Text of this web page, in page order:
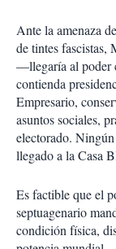
Ante la amenaza
de tintes fascistas,
—llegaría al poder
contienda
Empresario,
asuntos sociales,
electorado.
llegado a la Casa
Es factible que el
septuagenario
condición física,